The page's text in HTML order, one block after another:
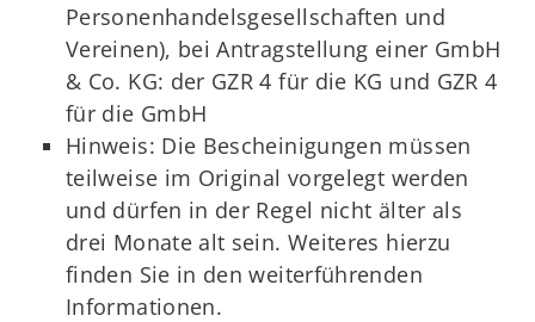
Personenhandelsgesellschaften und
Vereinen), bei Antragstellung einer GmbH
& Co. KG: der GZR 4 für die KG und GZR 4
für die GmbH
Hinweis: Die Bescheinigungen müssen
teilweise im Original vorgelegt werden
und dürfen in der Regel nicht älter als
drei Monate alt sein. Weiteres hierzu
finden Sie in den weiterführenden
Informationen.